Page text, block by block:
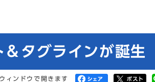
タグラインが誕生
ィンドウで開きます